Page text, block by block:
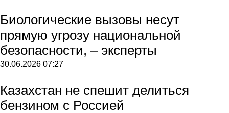
Биологические вызовы несут
прямую угрозу национальной
безопасности, – эксперты
30.06.2026 07:27
Казахстан не спешит делиться
бензином с Россией